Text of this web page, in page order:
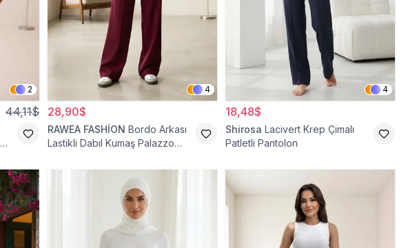
2
44,11$
4
28,90$
RAWEA FASHİON Bordo Arkası
Lastikli Dabıl Kumaş Palazzo
4
18,48$
Shirosa Lacivert Krep Çimalı
Patletli Pantolon